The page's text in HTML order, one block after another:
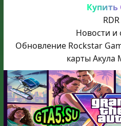
Купить
Новости и
Обновление Rockstar
карты Акула